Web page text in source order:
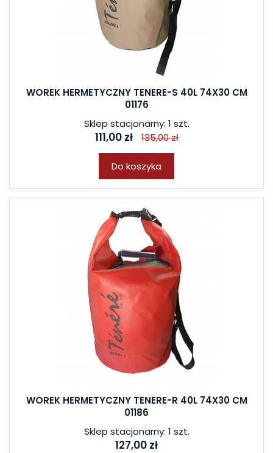
WOREK HERMETYCZNY TENERE-S 40L 74X30 CM
01176
Sklep stacjonarny: 1 szt.
111,00 zł 135,00 zł
Do koszyka
WOREK HERMETYCZNY TENERE-R 40L 74X30 CM
01186
Sklep stacjonarny: 1 szt.
127,00 zł